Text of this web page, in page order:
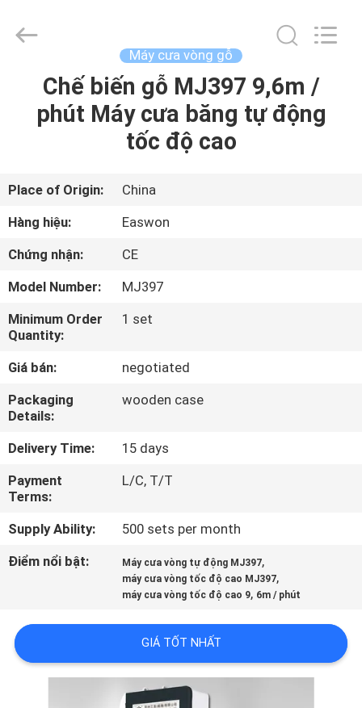
TRANG
CHỦ
SẢN
PHẨM
CHÚNG
TÔI
THAM
QUAN
MÁY
SOÁT
CHẤT
LIÊN
HỆ
Import
Máy cưa vòng gỗ
Chế biến gỗ MJ397 9,6m /
phút Máy cưa băng tự động
tốc độ cao
Place of Origin:
China
Hàng hiệu:
Easwon
Chứng nhận:
CE
Model Number:
MJ397
Minimum Order
Quantity:
1 set
Giá bán:
negotiated
Packaging
Details:
wooden case
Delivery Time:
15 days
Payment
Terms:
L/C, T/T
Supply Ability:
500 sets per month
Điểm nổi bật:
Máy cưa vòng tự động MJ397,
máy cưa vòng tốc độ cao MJ397,
máy cưa vòng tốc độ cao 9, 6m / phút
GIÁ TỐT NHẤT